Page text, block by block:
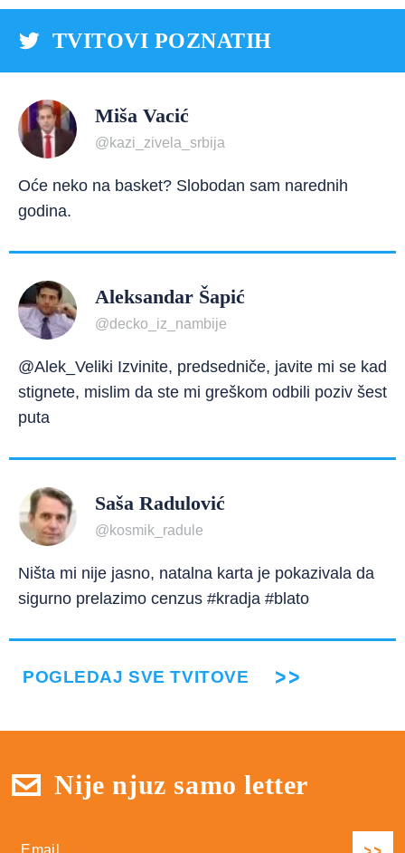
TVITOVI POZNATIH
Miša Vacić
@kazi_zivela_srbija
Oće neko na basket? Slobodan sam narednih
godina.
Aleksandar Šapić
@decko_iz_nambije
@Alek_Veliki Izvinite, predsedniče, javite mi se kad
stignete, mislim da ste mi greškom odbili poziv šest
puta
Saša Radulović
@kosmik_radule
Ništa mi nije jasno, natalna karta je pokazivala da
sigurno prelazimo cenzus #kradja #blato
POGLEDAJ SVE TVITOVE
Nije njuz samo letter